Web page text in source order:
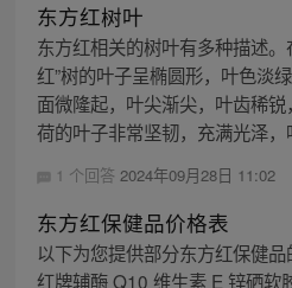
东方红树叶
东方红相关的树叶有多种描述
红”树的叶子呈椭圆形，叶色淡
面微隆起，叶尖渐尖，叶齿稀
荷的叶子非常坚韧，充满光泽
1 个回答 2024年09月28日 11:02
东方红保健品价格表
以下为您提供部分东方红保健
红牌辅酶 Q10 维生素 E 锌硒软